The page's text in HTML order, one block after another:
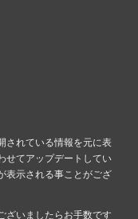
されている情報を元に表
せてアップデートしてい
表示される事ことがござ
ざいましたらお手数です